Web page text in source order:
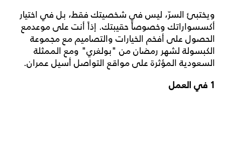
ويختبئ السرّ، ليس في شخصيتك فقط، بل في اختيار
أكسسواراتك وخصوصاً حقيبتك. إذاً أنت على موعدمع
الحصول على أفخم الخيارات والتصاميم مع مجموعة
الكبسولة لشهر رمضان من "بولغري" ومع الممثلة
السعودية المؤثرة على مواقع التواصل أسيل عمران.
1 في العمل